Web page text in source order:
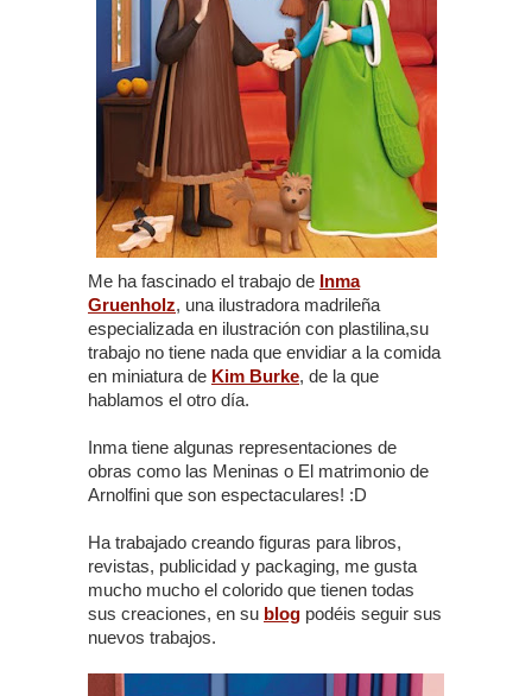
Me ha fascinado el trabajo de Inma
Gruenholz, una ilustradora madrileña
especializada en ilustración con plastilina,su
trabajo no tiene nada que envidiar a la comida
en miniatura de Kim Burke, de la que
hablamos el otro día.
Inma tiene algunas representaciones de
obras como las Meninas o El matrimonio de
Arnolfini que son espectaculares! :D
Ha trabajado creando figuras para libros,
revistas, publicidad y packaging, me gusta
mucho mucho el colorido que tienen todas
sus creaciones, en su blog podéis seguir sus
nuevos trabajos.